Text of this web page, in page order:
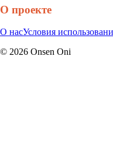
О проекте
О насУсловия
© 2026 Onsen Oni